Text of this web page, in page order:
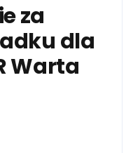
za
dla
Warta